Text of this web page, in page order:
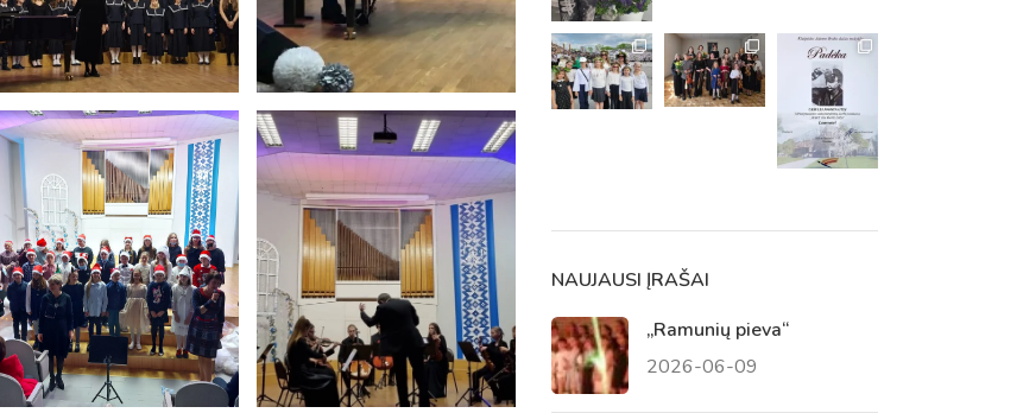
Tvarkaraščiai
Bendrojo ugdymo pamokų tvarkaraštis 2025-2026 m. m.
Pradinių klasių pamokų tvarkaraštis 2025-2026 m. m.
Atostogos
2025 - 2026 mokslo metų atostogos
Netradicinio ugdymo dienos, atvirų durų dienos, tėvų susirinkimai
NAUJAUSI ĮRAŠAI
„Ramunių pieva“
2026-06-09